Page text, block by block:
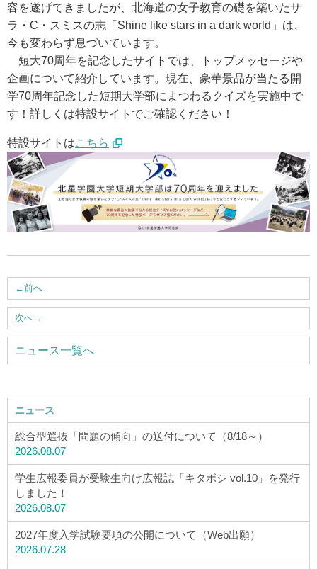
アクセス
お問い合わせ
サイトマップ
入試情報
入試イベント
キャンパスライフ
ウェブマガジン
学費・奨学金
〒004-8631 北海道札幌市厚別区大谷地西2-3-1
Tel：011-891-2731（代表）
サイトマップ
© Copyright2026 Hokusei Gakuen University.
容を遂げてきましたが、北海道の女子教育の礎を築いたサ
ラ・C・スミスの志「Shine like stars in a dark world」は、
今も変わらず息づいています。
短大70周年を記念したサイトでは、トップメッセージや
企画について紹介しています。現在、豪華景品が当たる開
学70周年記念した短期大学部にまつわるクイズを実施中で
す！詳しくは特設サイトでご確認ください！
特設サイトはこちら
←前へ
次へ→
ニュース一覧へ
ニュース
総合型選抜「問題の傾向」の送付について（8/18～）
2026.08.07
学生広報委員が受験生向け広報誌「キタボシ vol.10」を発行
しました！
2026.08.07
2027年度入学試験要項の公開について（Web出願）
2026.07.28